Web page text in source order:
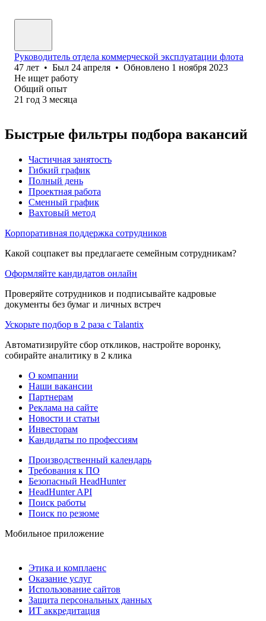
Руководитель отдела коммерческой эксплуатации флота
47 лет • Был 24 апреля • Обновлено 1 ноября 2023
Не ищет работу
Общий опыт
21 год 3 месяца
Быстрые фильтры подбора вакансий
Частичная занятость
Гибкий график
Полный день
Проектная работа
Сменный график
Вахтовый метод
Корпоративная поддержка сотрудников
Какой соцпакет вы предлагаете семейным сотрудникам?
Оформляйте кандидатов онлайн
Проверяйте сотрудников и подписывайте кадровые
документы без бумаг и личных встреч
Ускорьте подбор в 2 раза с Talantix
Автоматизируйте сбор откликов, настройте воронку,
собирайте аналитику в 2 клика
О компании
Наши вакансии
Партнерам
Реклама на сайте
Новости и статьи
Инвесторам
Кандидаты по профессиям
Производственный календарь
Требования к ПО
Безопасный HeadHunter
HeadHunter API
Поиск работы
Поиск по резюме
Мобильное приложение
Этика и комплаенс
Оказание услуг
Использование сайтов
Защита персональных данных
ИТ аккредитация